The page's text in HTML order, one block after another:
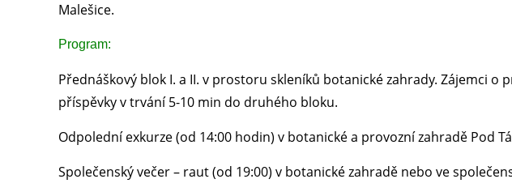
Malešice.
Program:
Přednáškový blok I. a II. v prostoru skleníků botanické zahrady. Zájemci
příspěvky v trvání 5-10 min do druhého bloku.
Odpolední exkurze (od 14:00 hodin) v botanické a provozní zahradě Pod
Společenský večer – raut (od 19:00) v botanické zahradě nebo ve